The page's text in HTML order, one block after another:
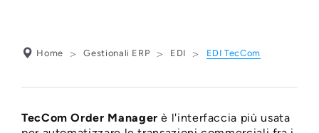
Home Gestionali ERP EDI EDI TecCom
TecCom Order Manager è l'interfaccia più usata